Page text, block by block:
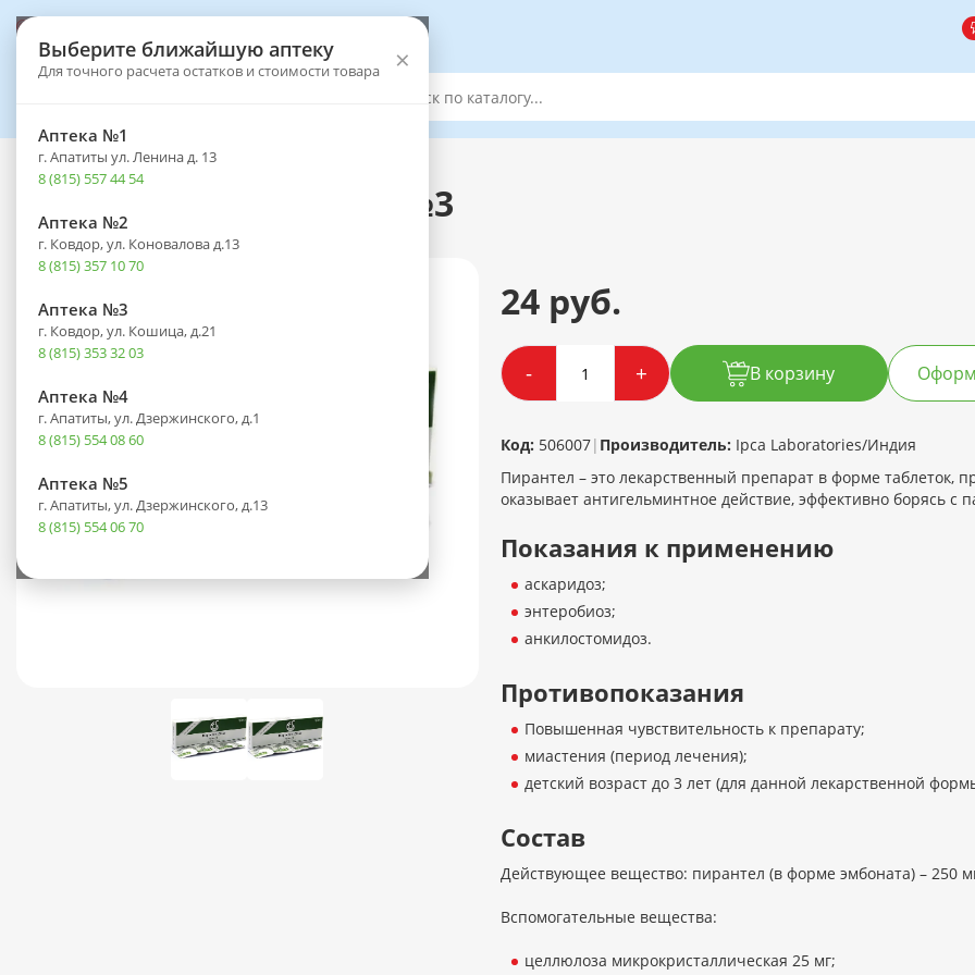
Выберите ближайшую аптеку
Для точного расчета остатков и стоимости товара ×
Аптека №1
г. Апатиты ул. Ленина д. 13
8 (815) 557 44 54
Аптека №2
г. Ковдор, ул. Коновалова д.13
8 (815) 357 10 70
Аптека №3
г. Ковдор, ул. Кошица, д.21
8 (815) 353 32 03
Аптека №4
г. Апатиты, ул. Дзержинского, д.1
8 (815) 554 08 60
Аптека №5
г. Апатиты, ул. Дзержинского, д.13
8 (815) 554 06 70
Каталог - Лекарственные препараты
Пирантел таб. 250мг №3
24 руб.
- + В корзину
Код: 506007| Производитель: Ipca Laboratories/Индия
Пирантел – это лекарственный препарат в форме
оказывает антигельминтное действие, эффективно борясь с
Показания к применению
аскаридоз;
энтеробиоз;
анкилостомидоз.
Противопоказания
Повышенная чувствительность к препарату;
миастения (период лечения);
детский возраст до 3 лет (для данной лекарственной
Состав
Действующее вещество: пирантел (в форме эмбоната) – 250
Вспомогательные вещества:
целлюлоза микрокристаллическая 25 мг;